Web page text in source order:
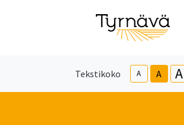
Tekstikoko A A A